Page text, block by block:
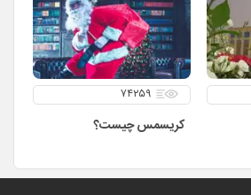
۷۴۲۵۹
کریسمس چیست؟